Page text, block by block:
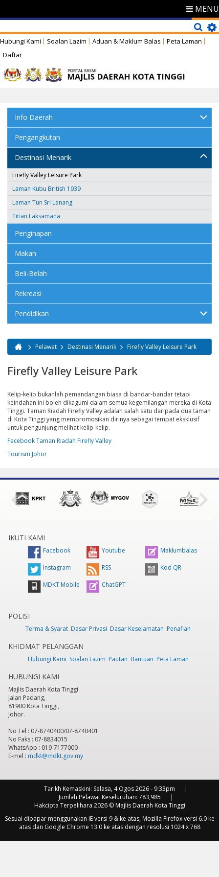
MENU
Hubungi Kami Soalan Lazim Aduan & Maklum Balas
Peta Laman
Daftar
Info Daerah
Pengangkutan
Destinasi Menarik
Firefly Valley Leisure Park
Laman Kubu British 1939
Laman Tun Sri Lanang
Titian Laksamana
Penginapan
Makan
Beli-Belah
Rekreasi
Pendidikan
Anda di sini
Pelawat Destinasi Menarik Firefly Valley Leisure Park
Firefly Valley Leisure Park
Kelip-kelip bukanlah pemandangan biasa di bandar-bandar tetapi
keindahan ini boleh dikagumi dalam semua kegemilangan mereka di Kota
Tinggi. Taman Riadah Firefly Valley adalah salah satu daripada dua taman
di Kota Tinggi yang mempromosikan dirinya sebagai tempat eksklusif
untuk pengunjung melihat kelip-kelip.
Facebook Taman Riadah Firefly Valley
Tourism Johor
IKUTI KAMI
Facebook Youtube Maklumbalas
Instagram RSS Kod QR
MDKT Mobile ChatGPT
POLISI
Terma & Syarat Dasar Privasi Dasar Keselamatan Penafian
KHIDMAT PELANGGAN
Hubungi Kami Soalan Lazim Pautan Bantuan Peta Laman
HUBUNGI KAMI
Majlis Daerah Kota Tinggi
Jalan Padang,
81900 Kota Tinggi,
Johor.
No Tel : 07-8740400/07-8740401
No Faks : 07-8834015
WhatsApp : 019-7177000
E-mel : mdkt@mdkt.gov.my
Tarikh Kemaskini: Selasa, 4 Ogos 2026 - 9:33pm
Jumlah Pelawat Keseluruhan: 783,985
Hakcipta Terpelihara 2026 © Majlis Daerah Kota Tinggi
Sesuai dipapar menggunakan IE versi 9 & ke atas, Mozilla Firefox versi 6.0 ke
atas dan Google Chrome 13.0 ke atas dengan resolusi 1024 x 768